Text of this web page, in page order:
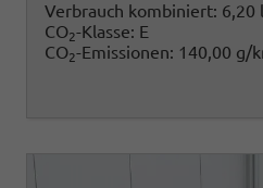
Verbrauch kombiniert: 6,20
CO2-Klasse: E
CO2-Emissionen: 140,00 g/